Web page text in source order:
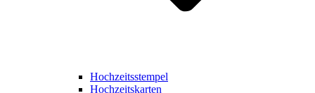
Hochzeitsstempel
Hochzeitskarten